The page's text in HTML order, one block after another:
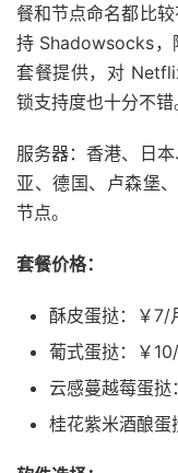
餐和节点命名都比
持 Shadowsocks，
套餐提供，对
锁支持度也十分不错
服务器：香港、日
亚、德国、卢森堡
节点。
套餐价格：
酥皮蛋挞：￥7/
葡式蛋挞：￥
云感蔓越莓蛋挞
桂花紫米酒酿蛋